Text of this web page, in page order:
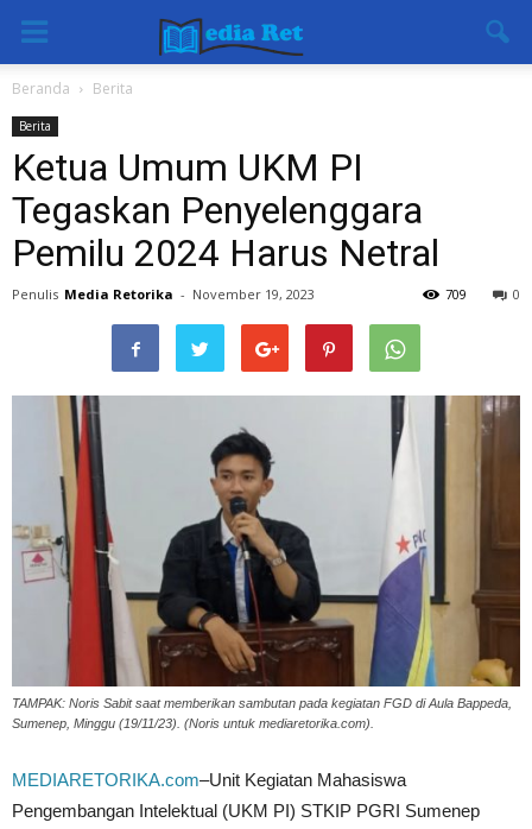
Beranda Berita
Berita
Ketua Umum UKM PI
Tegaskan Penyelenggara
Pemilu 2024 Harus Netral
Penulis Media Retorika - November 19, 2023 0
709
TAMPAK: Noris Sabit saat memberikan sambutan pada kegiatan FGD di Aula Bappeda,
Sumenep, Minggu (19/11/23). (Noris untuk mediaretorika.com).
MEDIARETORIKA.com–Unit Kegiatan Mahasiswa
Pengembangan Intelektual (UKM PI) STKIP PGRI Sumenep